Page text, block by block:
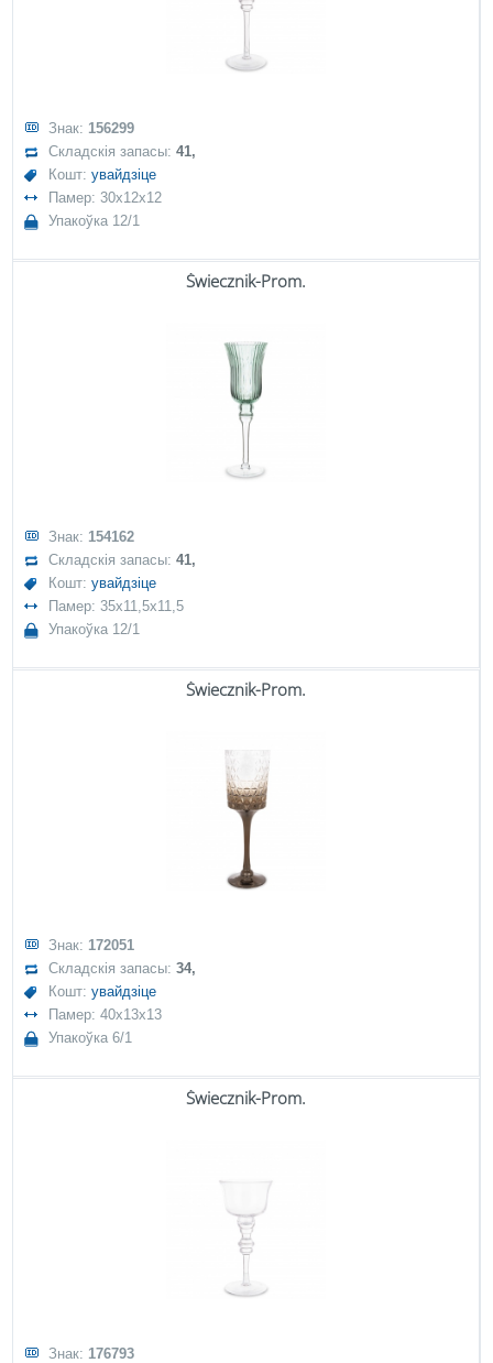
Знак: 156299
Складскія запасы:41,
Кошт:увайдзіце
Памер: 30x12x12
Упакоўка 12/1
Świecznik-Prom.
Знак: 154162
Складскія запасы:41,
Кошт:увайдзіце
Памер: 35x11,5x11,5
Упакоўка 12/1
Świecznik-Prom.
Знак: 172051
Складскія запасы:34,
Кошт:увайдзіце
Памер: 40x13x13
Упакоўка 6/1
Świecznik-Prom.
Знак: 176793